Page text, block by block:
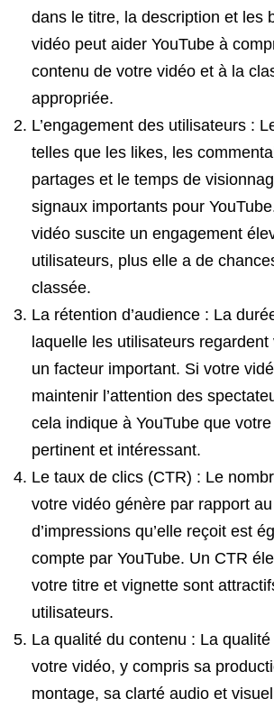
dans le titre, la description et les
vidéo peut aider YouTube à
contenu de votre vidéo et à la
appropriée.
L’engagement des utilisateurs :
telles que les likes, les
partages et le temps de
signaux importants pour
vidéo suscite un engagement
utilisateurs, plus elle a de
classée.
La rétention d’audience : La
laquelle les utilisateurs
un facteur important. Si votre
maintenir l’attention des
cela indique à YouTube que
pertinent et intéressant.
Le taux de clics (CTR) : Le
votre vidéo génère par rapport
d’impressions qu’elle reçoit est
compte par YouTube. Un CTR
votre titre et vignette sont
utilisateurs.
La qualité du contenu : La
votre vidéo, y compris sa
montage, sa clarté audio et